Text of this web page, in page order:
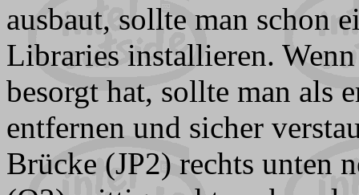
ausbaut, sollte man schon
Libraries installieren.
besorgt hat, sollte man als
entfernen und sicher
Brücke (JP2) rechts unten